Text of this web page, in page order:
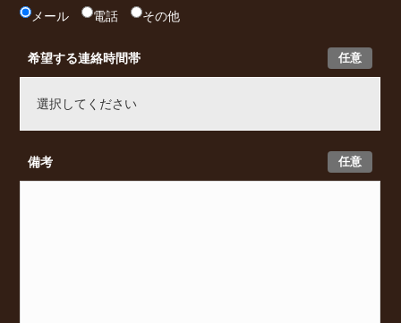
メール 電話 その他
任意
希望する連絡時間帯
任意
備考